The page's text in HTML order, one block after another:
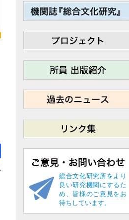
総合文化研究所をより
良い研究機関にするた
め、皆様のご意見をお
待ちしています。